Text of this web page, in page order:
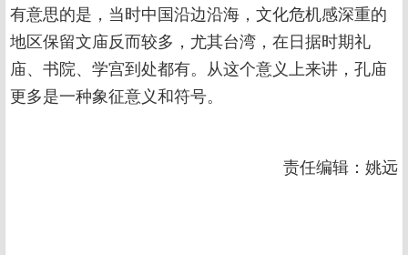
有意思的是，当时中国沿边沿海，文化危机感深重的
地区保留文庙反而较多，尤其台湾，在日据时期礼
庙、书院、学宫到处都有。从这个意义上来讲，孔庙
更多是一种象征意义和符号。
责任编辑：姚远